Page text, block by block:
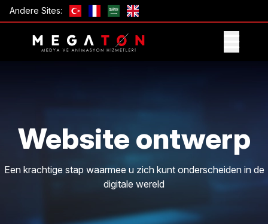
Andere Sites:
Website ontwerp
Een krachtige stap waarmee u zich kunt onderscheiden in de
digitale wereld